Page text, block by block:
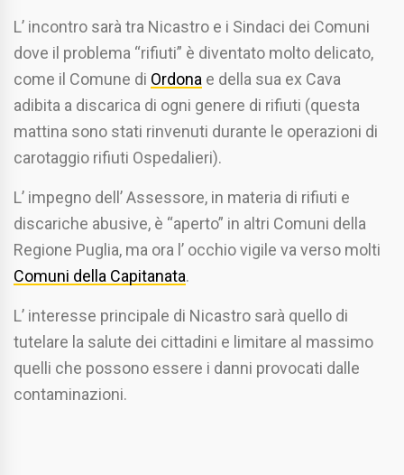
L’ incontro sarà tra Nicastro e i Sindaci dei Comuni
dove il problema “rifiuti” è diventato molto delicato,
come il Comune di Ordona e della sua ex Cava
adibita a discarica di ogni genere di rifiuti (questa
mattina sono stati rinvenuti durante le operazioni di
carotaggio rifiuti Ospedalieri).
L’ impegno dell’ Assessore, in materia di rifiuti e
discariche abusive, è “aperto” in altri Comuni della
Regione Puglia, ma ora l’ occhio vigile va verso molti
Comuni della Capitanata.
L’ interesse principale di Nicastro sarà quello di
tutelare la salute dei cittadini e limitare al massimo
quelli che possono essere i danni provocati dalle
contaminazioni.